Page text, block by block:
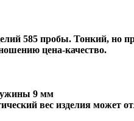
585 пробы. Тонкий, но
цена-качество.
9 мм
вес изделия может